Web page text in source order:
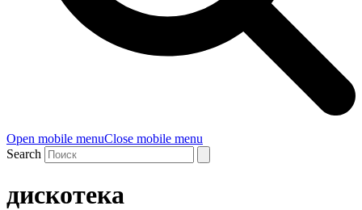
Open mobile menuClose mobile menu
Search
дискотека